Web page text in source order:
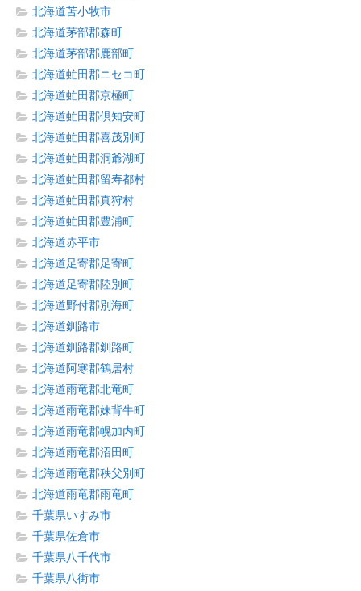
北海道苫小牧市
北海道茅部郡森町
北海道茅部郡鹿部町
北海道虻田郡ニセコ町
北海道虻田郡京極町
北海道虻田郡倶知安町
北海道虻田郡喜茂別町
北海道虻田郡洞爺湖町
北海道虻田郡留寿都村
北海道虻田郡真狩村
北海道虻田郡豊浦町
北海道赤平市
北海道足寄郡足寄町
北海道足寄郡陸別町
北海道野付郡別海町
北海道釧路市
北海道釧路郡釧路町
北海道阿寒郡鶴居村
北海道雨竜郡北竜町
北海道雨竜郡妹背牛町
北海道雨竜郡幌加内町
北海道雨竜郡沼田町
北海道雨竜郡秩父別町
北海道雨竜郡雨竜町
千葉県いすみ市
千葉県佐倉市
千葉県八千代市
千葉県八街市